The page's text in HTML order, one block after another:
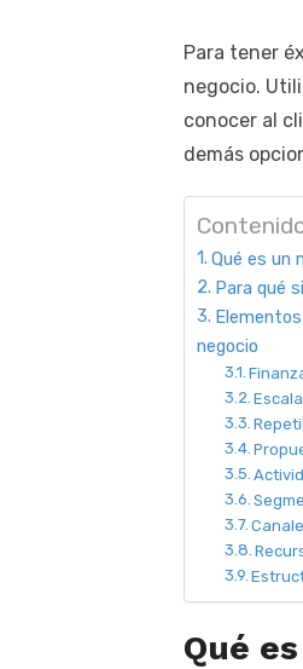
Para tener
negocio.
conocer al
demás
Qué es un
Para qué
negocio
Qué